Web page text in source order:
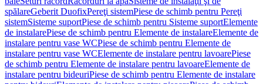
spălareGeberit DuofixPereţi sistemPiese de schimb pentru Pereţi
sistemSisteme suportPiese de schimb pentru Sisteme suportElemente
de instalarePiese de schimb pentru Elemente de instalareElemente de
instalare pentru vase WCPiese de schimb pentru Elemente de
instalare pentru vase WCElemente de instalare pentru lavoarePiese
de schimb pentru Elemente de instalare pentru lavoareElemente de
instalare pentru bideuriPiese de schimb pentru Elemente de instalare